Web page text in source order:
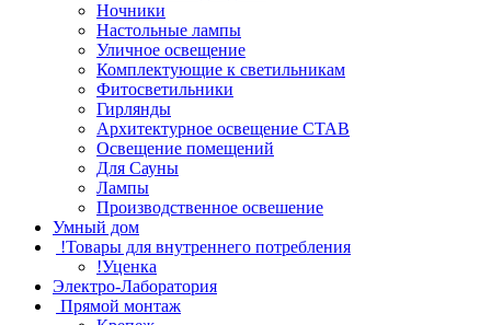
Ночники
Настольные лампы
Уличное освещение
Комплектующие к светильникам
Фитосветильники
Гирлянды
Архитектурное освещение СТАВ
Освещение помещений
Для Сауны
Лампы
Производственное освешение
Умный дом
!Товары для внутреннего потребления
!Уценка
Электро-Лаборатория
Прямой монтаж